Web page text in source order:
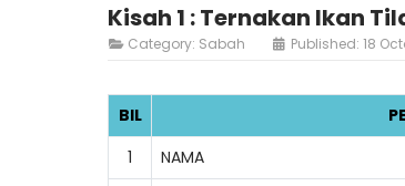
Kisah 1 : Ternakan Ikan
Category: Sabah Published: 18
BIL
1
NAMA